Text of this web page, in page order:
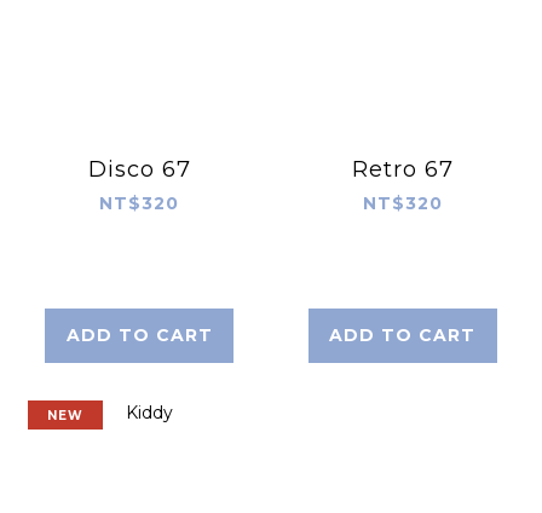
Disco 67
NT$320
ADD TO CART
Retro 67
NT$320
ADD TO CART
NEW